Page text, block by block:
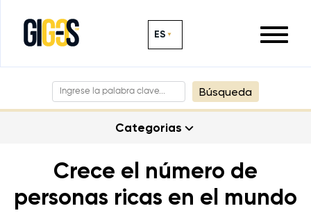
ES
Categorias
Búsqueda
Crece el número de
personas ricas en el mundo